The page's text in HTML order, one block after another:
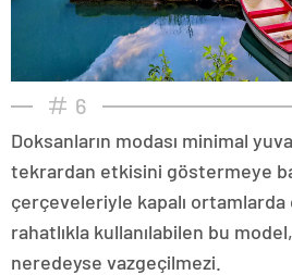
6
Doksanların modası minimal
tekrardan etkisini göstermeye
çerçeveleriyle kapalı
rahatlıkla kullanılabilen bu
neredeyse vazgeçilmezi.